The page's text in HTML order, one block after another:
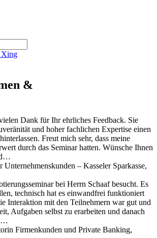
Xing
&
Dank für Ihr ehrliches Feedback. Sie
und hoher fachlichen Expertise einen
Freut mich sehr, dass meine
durch das Seminar hatten. Wünsche Ihnen
– Kasseler Sparkasse,
bei Herrn Schaaf besucht. Es
technisch hat es einwandfrei funktioniert
Interaktion mit den Teilnehmern war gut und
Aufgaben selbst zu erarbeiten und danach
Firmenkunden und Private Banking,